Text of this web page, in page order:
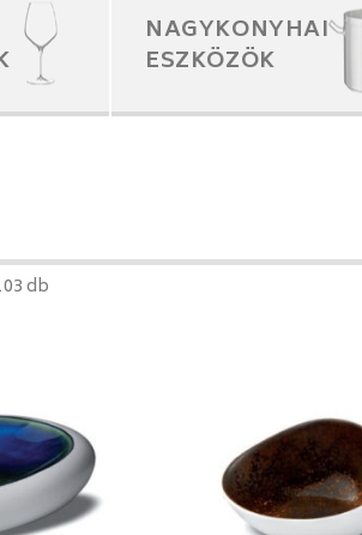
NAGYKONYHAI
ESZKÖZÖK
db